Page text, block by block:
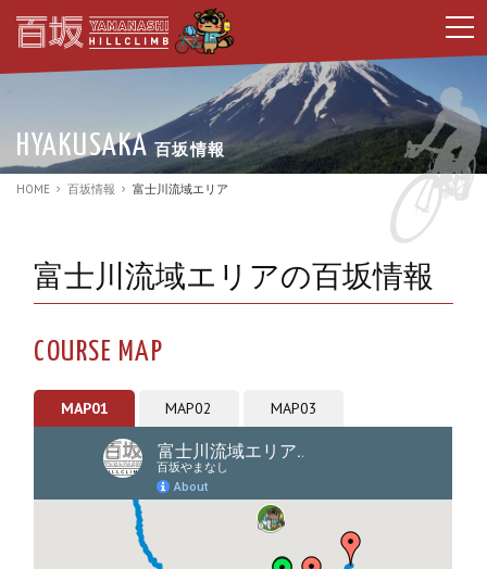
t
o
g
l
e
a
v
i
g
HYAKUSAKA 百坂情報
HOME 百坂情報 富士川流域エリア
富士川流域エリアの百坂情報
COURSE MAP
MAP01 MAP02 MAP03